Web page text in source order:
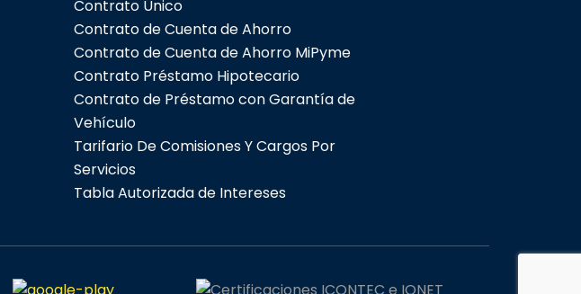
Contrato Único
Contrato de Cuenta de Ahorro
Contrato de Cuenta de Ahorro MiPyme
Contrato Préstamo Hipotecario
Contrato de Préstamo con Garantía de
Vehículo
Tarifario De Comisiones Y Cargos Por
Servicios
Tabla Autorizada de Intereses